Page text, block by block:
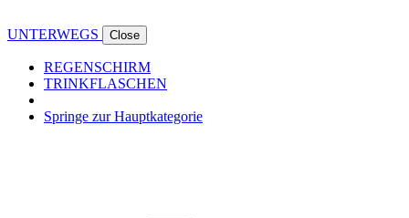
UNTERWEGS Close
REGENSCHIRM
TRINKFLASCHEN
Springe zur Hauptkategorie